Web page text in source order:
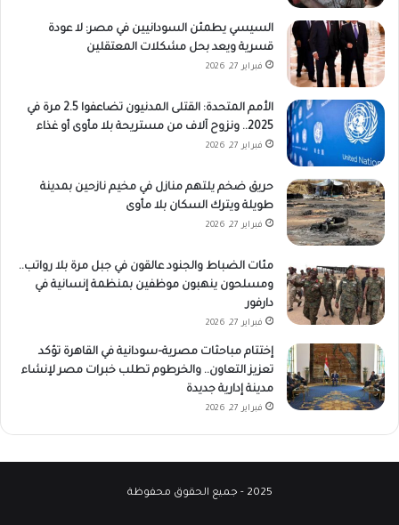
السيسي يطمئن السودانيين في مصر: لا عودة
قسرية ويعد بحل مشكلات المعتقلين
فبراير 27, 2026
الأمم المتحدة: القتلى المدنيون تضاعفوا 2.5 مرة في
2025.. ونزوح آلاف من مستريحة بلا مأوى أو غذاء
فبراير 27, 2026
حريق ضخم يلتهم منازل في مخيم نازحين بمدينة
طويلة ويترك السكان بلا مأوى
فبراير 27, 2026
مئات الضباط والجنود عالقون في جبل مرة بلا رواتب..
ومسلحون ينهبون موظفين بمنظمة إنسانية في
دارفور
فبراير 27, 2026
إختتام مباحثات مصرية–سودانية في القاهرة تؤكد
تعزيز التعاون.. والخرطوم تطلب خبرات مصر لإنشاء
مدينة إدارية جديدة
فبراير 27, 2026
2025 - جميع الحقوق محفوظة